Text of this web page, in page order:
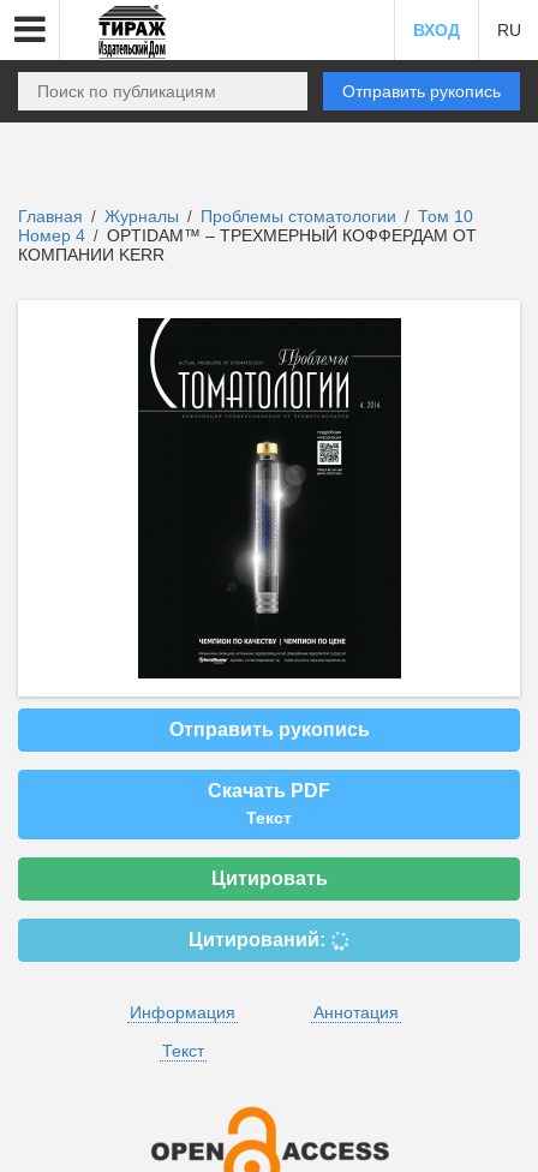
ВХОД RU
Отправить рукопись
Главная / Журналы / Проблемы стоматологии / Том 10
Номер 4 / OPTIDAM™ – ТРЕХМЕРНЫЙ КОФФЕРДАМ ОТ
КОМПАНИИ KERR
Отправить рукопись
Скачать PDF
Текст
Цитировать
Цитирований:
Информация
Аннотация
Текст